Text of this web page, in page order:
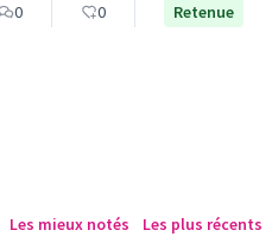
0 0 Retenue
Les mieux notés Les plus récents